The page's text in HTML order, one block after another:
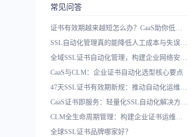
常见问答
证书有效期越来越短怎么办？CaaS助你低成本实现自动化
SSL自动化管理真的能降低人工成本与失误率吗？落地三步走
全域SSL证书自动化管理，构建企业网络安全智能防护体系
CaaS与CLM：企业证书自动化选型核心要点
47天SSL证书有效期新规：推动自动化运维升级的关键一步
CaaS证书即服务：轻量化SSL自动化解决方案，应对短周期证书时代
CLM全生命周期管理：构建企业证书运维标准化防护体系
全球SSL证书品牌哪家好？